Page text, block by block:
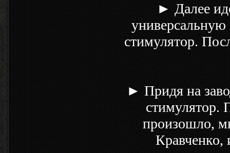
► Далее
универсальную
стимулятор.
► Придя на
стимулятор.
произошло,
Кравченко,